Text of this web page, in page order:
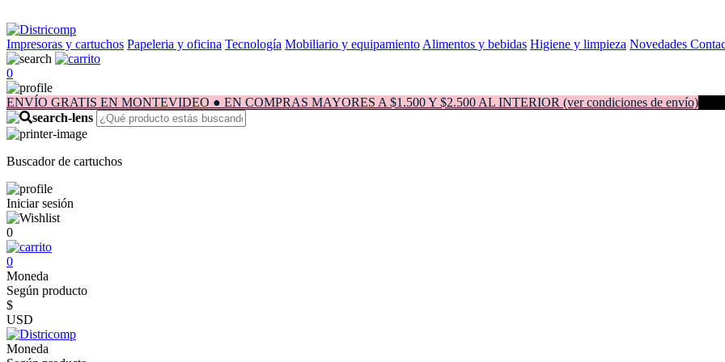
Impresoras y cartuchos Papeleria y oficina Tecnología Mobiliario y equipamiento Alimentos y bebidas Higiene y limpieza Novedades
0
ENVÍO GRATIS EN MONTEVIDEO ● EN COMPRAS MAYORES A $1.500 Y $2.500 AL INTERIOR (ver condiciones de envío)
Buscador de cartuchos
Iniciar sesión
0
0
Moneda
Según producto
$
USD
Moneda